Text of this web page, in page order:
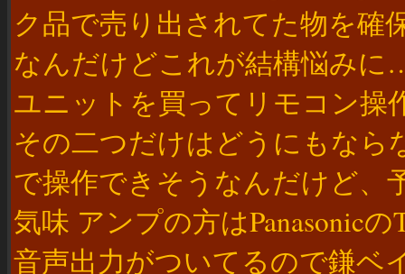
ク品で売り出されてた物を確
なんだけどこれが結構悩み
ユニットを買ってリモコン操
その二つだけはどうにもな
で操作できそうなんだけど、
気味 アンプの方はPanasonic
音声出力がついてるので鎌ベ